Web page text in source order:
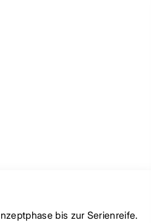
bis zur Serienreife.